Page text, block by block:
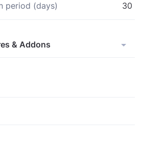
period (days) 30
& Addons